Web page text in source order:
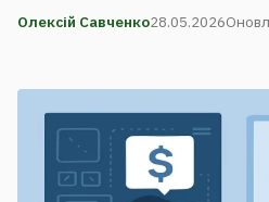
Олексій Савченко28.05.2026